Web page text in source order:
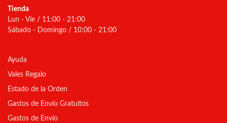
Tienda
Lun - Vie / 11:00 - 21:00
Sábado - Domingo / 10:00 - 21:00
Ayuda
Vales Regalo
Estado de la Orden
Gastos de Envío Gratuitos
Gastos de Envío